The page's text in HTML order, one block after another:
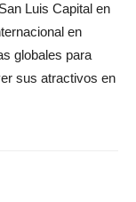
Luis Capital en
en
globales para
sus atractivos en